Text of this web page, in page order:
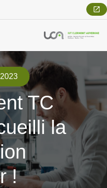
TC
la
!